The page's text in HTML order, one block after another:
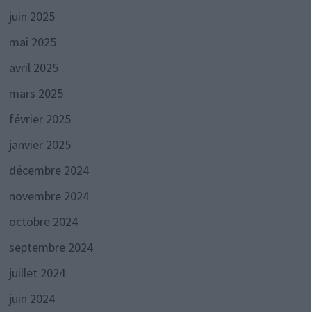
juin 2025
mai 2025
avril 2025
mars 2025
février 2025
janvier 2025
décembre 2024
novembre 2024
octobre 2024
septembre 2024
juillet 2024
juin 2024